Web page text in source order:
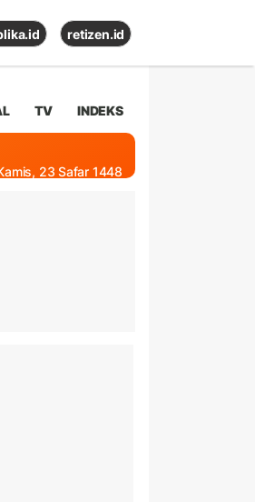
retizen.id
TV INDEKS
Kamis, 23 Safar 1448